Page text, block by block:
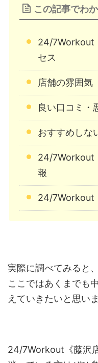
この記事でわ
24/7Workout
セス
店舗の雰囲気
良い口コミ・
おすすめしな
24/7Workout
報
24/7Workout
実際に調べてみると
ここではあくまでも
えていきたいと思いま
24/7Workout《藤沢